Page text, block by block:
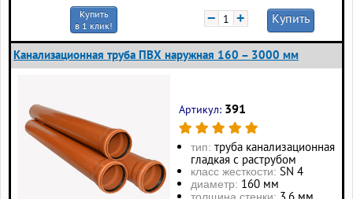
Купить
в 1 клик!
− + Купить
Канализационная труба ПВХ наружная 160 – 3000 мм
Артикул: 391
тип: труба канализационная
гладкая с раструбом
класс жесткости: SN 4
диаметр: 160 мм